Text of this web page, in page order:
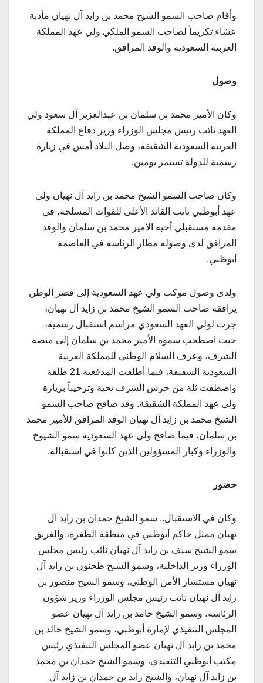
وأقام صاحب السمو الشيخ محمد بن زايد آل نهيان مأدبة
عشاء تكريماً لصاحب السمو الملكي ولي عهد المملكة
العربية السعودية والوفد المرافق.
وصول
وكان الأمير محمد بن سلمان بن عبدالعزيز آل سعود ولي
العهد نائب رئيس مجلس الوزراء وزير دفاع المملكة
العربية السعودية الشقيقة، وصل البلاد أمس في زيارة
رسمية للدولة تستمر يومين.
وكان صاحب السمو الشيخ محمد بن زايد آل نهيان ولي
عهد أبوظبي نائب القائد الأعلى للقوات المسلحة، في
مقدمة مستقبلي أخيه الأمير محمد بن سلمان والوفد
المرافق لدى وصوله مطار الرئاسة في العاصمة
أبوظبي.
ولدى وصول موكب ولي عهد السعودية إلى قصر الوطن
يرافقه صاحب السمو الشيخ محمد بن زايد آل نهيان،
جرت لولي العهد السعودي مراسم استقبال رسمية،
حيث اصطحب سموه الأمير محمد بن سلمان إلى منصة
الشرف، وعزف السلام الوطني للمملكة العربية
السعودية الشقيقة، فيما أطلقت المدفعية 21 طلقة
واصطفت ثلة من حرس الشرف تحية وترحيباً بزيارة
ولي عهد المملكة الشقيقة. وقد صافح صاحب السمو
الشيخ محمد بن زايد آل نهيان الوفد المرافق للأمير محمد
بن سلمان، فيما صافح ولي عهد السعودية سمو الشيوخ
والوزراء وكبار المسؤولين الذين كانوا في استقباله.
حضور
وكان في الاستقبال.. سمو الشيخ حمدان بن زايد آل
نهيان ممثل حاكم أبوظبي في منطقة الظفرة، والفريق
سمو الشيخ سيف بن زايد آل نهيان نائب رئيس مجلس
الوزراء وزير الداخلية، وسمو الشيخ طحنون بن زايد آل
نهيان مستشار الأمن الوطني، وسمو الشيخ منصور بن
زايد آل نهيان نائب رئيس مجلس الوزراء وزير شؤون
الرئاسة، وسمو الشيخ حامد بن زايد آل نهيان عضو
المجلس التنفيذي لإمارة أبوظبي، وسمو الشيخ خالد بن
محمد بن زايد آل نهيان عضو المجلس التنفيذي رئيس
مكتب أبوظبي التنفيذي، وسمو الشيخ حمدان بن محمد
بن زايد آل نهيان، والشيخ زايد بن حمدان بن زايد آل